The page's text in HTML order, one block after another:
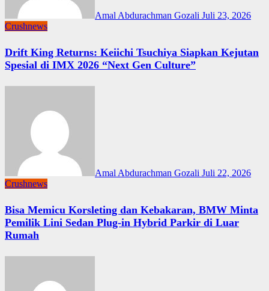
Amal Abdurachman Gozali Juli 23, 2026
Crushnews
Drift King Returns: Keiichi Tsuchiya Siapkan Kejutan
Spesial di IMX 2026 “Next Gen Culture”
Amal Abdurachman Gozali Juli 22, 2026
Crushnews
Bisa Memicu Korsleting dan Kebakaran, BMW Minta
Pemilik Lini Sedan Plug-in Hybrid Parkir di Luar
Rumah